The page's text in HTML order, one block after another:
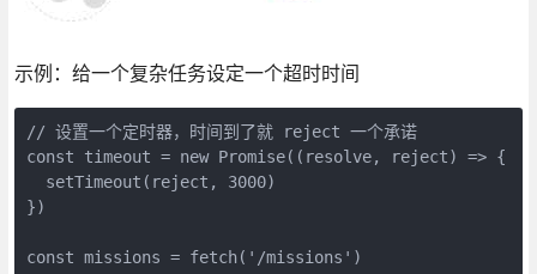
示例：给一个复杂任务设定一个超时时间
// 设置一个定时器，时间到了就 reject 一个承诺
const timeout = new Promise((resolve, reject) => {
  setTimeout(reject, 3000)
})
const missions = fetch('/missions')